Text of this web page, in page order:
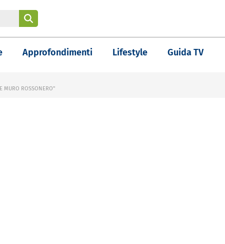
Approfondimenti Lifestyle Guida TV
MURO ROSSONERO"